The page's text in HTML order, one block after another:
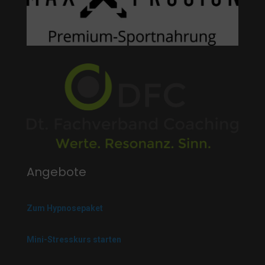
Angebote
Zum Hypnosepaket
Mini-Stresskurs starten